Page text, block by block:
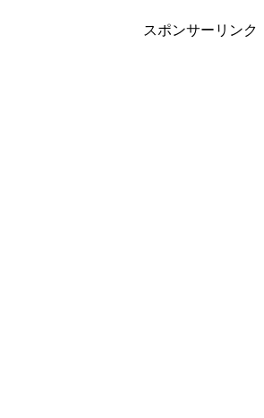
スポンサーリンク